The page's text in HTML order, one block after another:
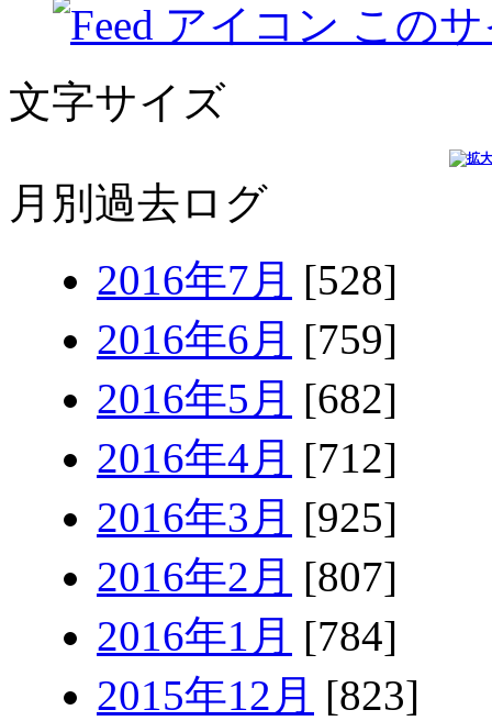
この
文字サイズ
月別過去ログ
2016年7月 [528]
2016年6月 [759]
2016年5月 [682]
2016年4月 [712]
2016年3月 [925]
2016年2月 [807]
2016年1月 [784]
2015年12月 [823]